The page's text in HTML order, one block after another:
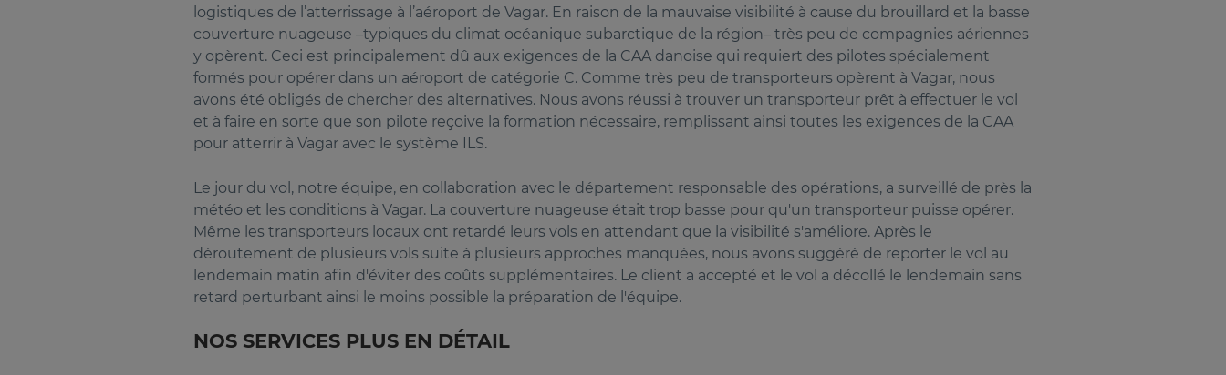
logistiques de l’atterrissage à l’aéroport de Vagar. En raison de la mauvaise visibilité à cause du brouillard et la basse
couverture nuageuse ­–typiques du climat océanique subarctique de la région– très peu de compagnies aériennes
y opèrent. Ceci est principalement dû aux exigences de la CAA danoise qui requiert des pilotes spécialement
formés pour opérer dans un aéroport de catégorie C. Comme très peu de transporteurs opèrent à Vagar, nous
avons été obligés de chercher des alternatives. Nous avons réussi à trouver un transporteur prêt à effectuer le vol
et à faire en sorte que son pilote reçoive la formation nécessaire, remplissant ainsi toutes les exigences de la CAA
pour atterrir à Vagar avec le système ILS.
Le jour du vol, notre équipe, en collaboration avec le département responsable des opérations, a surveillé de près la
météo et les conditions à Vagar. La couverture nuageuse était trop basse pour qu'un transporteur puisse opérer.
Même les transporteurs locaux ont retardé leurs vols en attendant que la visibilité s'améliore. Après le
déroutement de plusieurs vols suite à plusieurs approches manquées, nous avons suggéré de reporter le vol au
lendemain matin afin d'éviter des coûts supplémentaires. Le client a accepté et le vol a décollé le lendemain sans
retard perturbant ainsi le moins possible la préparation de l'équipe.
NOS SERVICES PLUS EN DÉTAIL